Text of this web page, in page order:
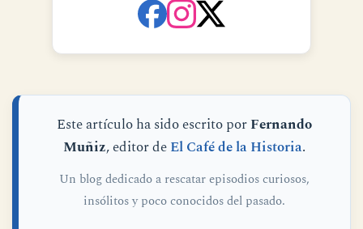
Este artículo ha sido escrito porFernando
Muñiz, editor deEl Café de la Historia.
Un blog dedicado a rescatar episodios curiosos,
insólitos y poco conocidos del pasado.